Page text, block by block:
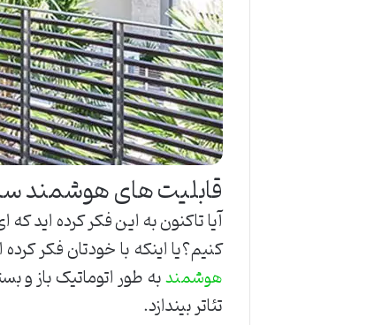
قابلیت های هوشمند
آیا تاکنون به این فکر کرده اید
کنیم؟یا اینکه با خودتان فکر
هوشمندبه طور اتوماتیک باز و
تئاتر بیندازد.